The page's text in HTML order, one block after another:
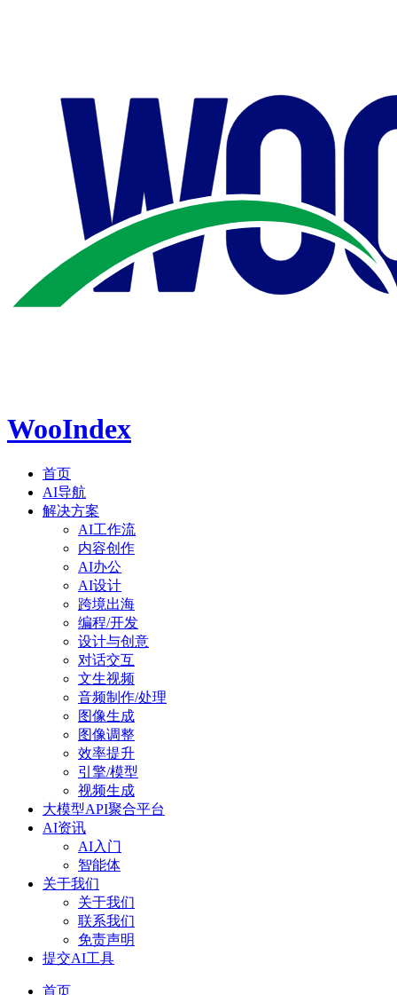
WooIndex
首页
AI导航
解决方案
AI工作流
内容创作
AI办公
AI设计
跨境出海
编程/开发
设计与创意
对话交互
文生视频
音频制作/处理
图像生成
图像调整
效率提升
引擎/模型
视频生成
大模型API聚合平台
AI资讯
AI入门
智能体
关于我们
关于我们
联系我们
免责声明
提交AI工具
首页